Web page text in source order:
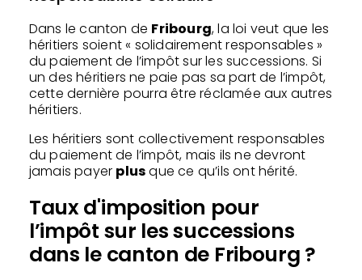
Dans le canton de Fribourg, la loi veut que les
héritiers soient « solidairement responsables »
du paiement de l’impôt sur les successions. Si
un des héritiers ne paie pas sa part de l’impôt,
cette dernière pourra être réclamée aux autres
héritiers.
Les héritiers sont collectivement responsables
du paiement de l’impôt, mais ils ne devront
jamais payer plusque ce qu’ils ont hérité.
Taux d'imposition pour
l’impôt sur les successions
dans le canton de Fribourg ?